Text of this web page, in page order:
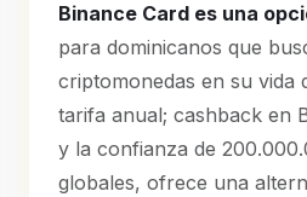
Binance Card es una
para dominicanos que
criptomonedas en su vida
tarifa anual; cashback en
y la confianza de
globales, ofrece una